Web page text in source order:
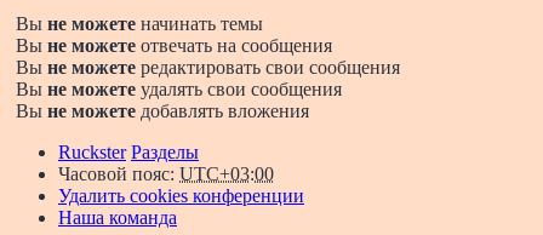
Вы не можете начинать темы
Вы не можете отвечать на сообщения
Вы не можете редактировать свои сообщения
Вы не можете удалять свои сообщения
Вы не можете добавлять вложения
Ruckster Разделы
Часовой пояс: UTC+03:00
Удалить cookies конференции
Наша команда